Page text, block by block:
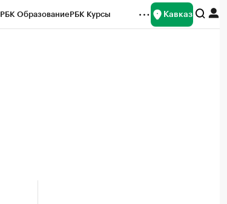
РБК ОбразованиеРБК Курсы Кавказ